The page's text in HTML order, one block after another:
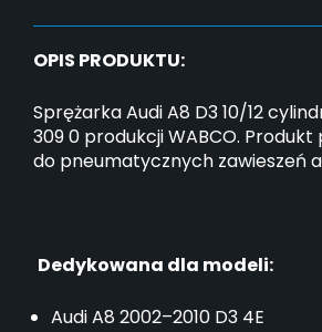
OPIS PRODUKTU:
Sprężarka Audi A8 D3 10/12
309 0 produkcji WABCO.
do pneumatycznych zawieszeń
Dedykowana dla modeli:
Audi A8 2002–2010 D3 4E